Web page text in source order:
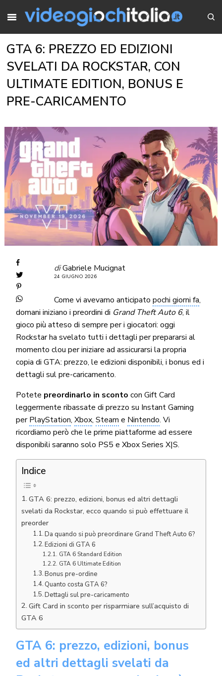
GTA 6: PREZZO ED EDIZIONI
SVELATI DA ROCKSTAR, CON
ULTIMATE EDITION, BONUS E
PRE-CARICAMENTO
diGabriele Mucignat
24 GIUGNO 2026
Come vi avevamo anticipato pochi giorni fa,
domani iniziano i preordini di Grand Theft Auto 6, il
gioco più atteso di sempre per i giocatori: oggi
Rockstar ha svelato tutti i dettagli per prepararsi al
momento clou per iniziare ad assicurarsi la propria
copia di GTA: prezzo, le edizioni disponibili, i bonus ed i
dettagli sul pre-caricamento.
Potete preordinarlo in sconto con Gift Card
leggermente ribassate di prezzo su Instant Gaming
perPlayStation,Xbox,Steam e Nintendo. Vi
ricordiamo però che le prime piattaforme ad essere
disponibili saranno solo PS5 e Xbox Series X|S.
Indice
GTA 6: prezzo, edizioni, bonus ed altri dettagli
svelati da Rockstar, ecco quando si può effettuare il
preorder
Da quando si può preordinare Grand Theft Auto 6?
Edizioni di GTA 6
GTA 6 Standard Edition
GTA 6 Ultimate Edition
Bonus pre-ordine
Quanto costa GTA 6?
Dettagli sul pre-caricamento
Gift Card in sconto per risparmiare sull’acquisto di
GTA 6
GTA 6: prezzo, edizioni, bonus
ed altri dettagli svelati da